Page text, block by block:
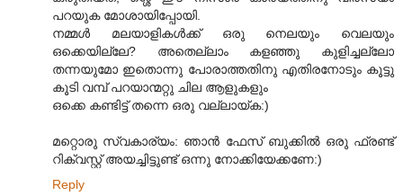
പറയുക മോശായിപ്പോയി.
നമ്മള്‍ മലയാളികള്‍ക്ക് ഒരു നെലയും വെലയും
ഒക്കെയില്ലേ? അതെല്ലാം കളഞ്ഞു കുളിച്ചല്ലോ
തന്നയുമോ ഇതൊന്നു പോരാത്തതിനു എതിരനോടും കൂട്ടു
കൂടി വമ്പ് പറയാന്മറ്റു ചില ആളുകളും
ഒക്കെ കണ്ടിട്ട് തന്നെ ഒരു വല്ലായ്ക:)
മറ്റൊരു സ്വകാര്യം: ഞാന്‍ ഫേസ് ബുക്കില്‍ ഒരു ഫ്രണ്ട്
റിക്വസ്റ്റ് അയച്ചിട്ടുണ്ട് ഒന്നു നോക്കിയേക്കണേ:)
Reply